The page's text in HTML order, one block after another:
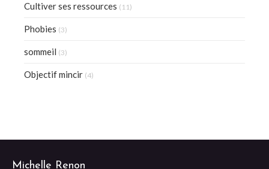
Cultiver ses ressources (11)
Phobies (3)
sommeil (3)
Objectif mincir (4)
Michelle Renon